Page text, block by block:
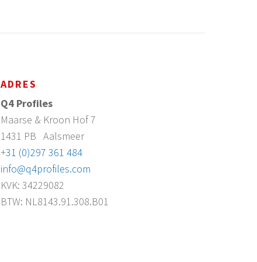
ADRES
Q4 Profiles
Maarse & Kroon Hof 7
1431 PB Aalsmeer
+31 (0)297 361 484
info@q4profiles.com
KVK: 34229082
BTW: NL8143.91.308.B01